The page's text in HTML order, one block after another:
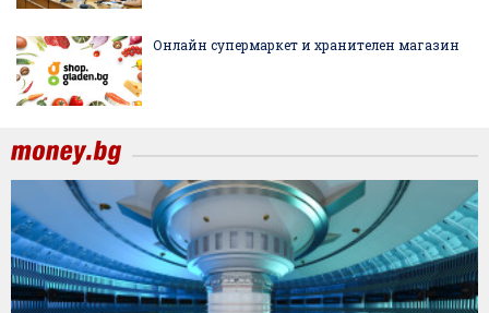
Онлайн супермаркет и хранителен магазин